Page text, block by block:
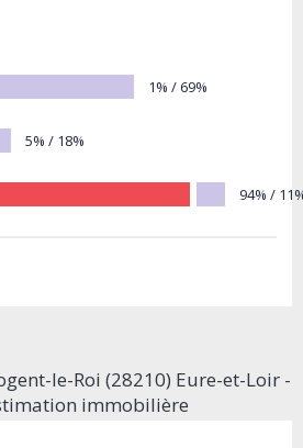
1% / 69%
5% / 18%
94% /
le-Roi (28210) Eure-et-Loir -
immobilière